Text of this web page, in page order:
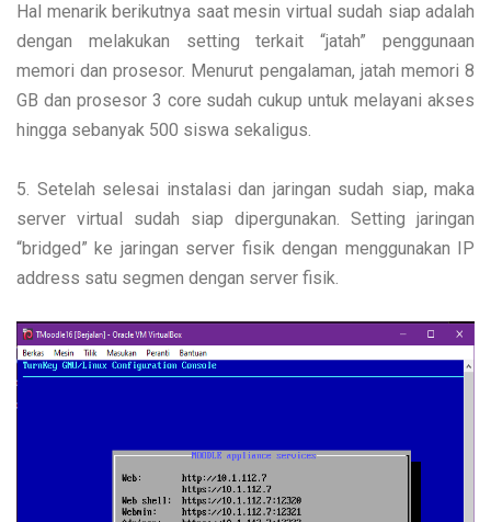
Hal menarik berikutnya saat mesin virtual sudah siap adalah
dengan melakukan setting terkait “jatah” penggunaan
memori dan prosesor. Menurut pengalaman, jatah memori 8
GB dan prosesor 3 core sudah cukup untuk melayani akses
hingga sebanyak 500 siswa sekaligus.
5. Setelah selesai instalasi dan jaringan sudah siap, maka
server virtual sudah siap dipergunakan. Setting jaringan
“bridged” ke jaringan server fisik dengan menggunakan IP
address satu segmen dengan server fisik.